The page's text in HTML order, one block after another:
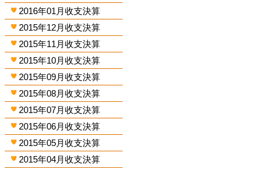
2016年01月收支決算
2015年12月收支決算
2015年11月收支決算
2015年10月收支決算
2015年09月收支決算
2015年08月收支決算
2015年07月收支決算
2015年06月收支決算
2015年05月收支決算
2015年04月收支決算